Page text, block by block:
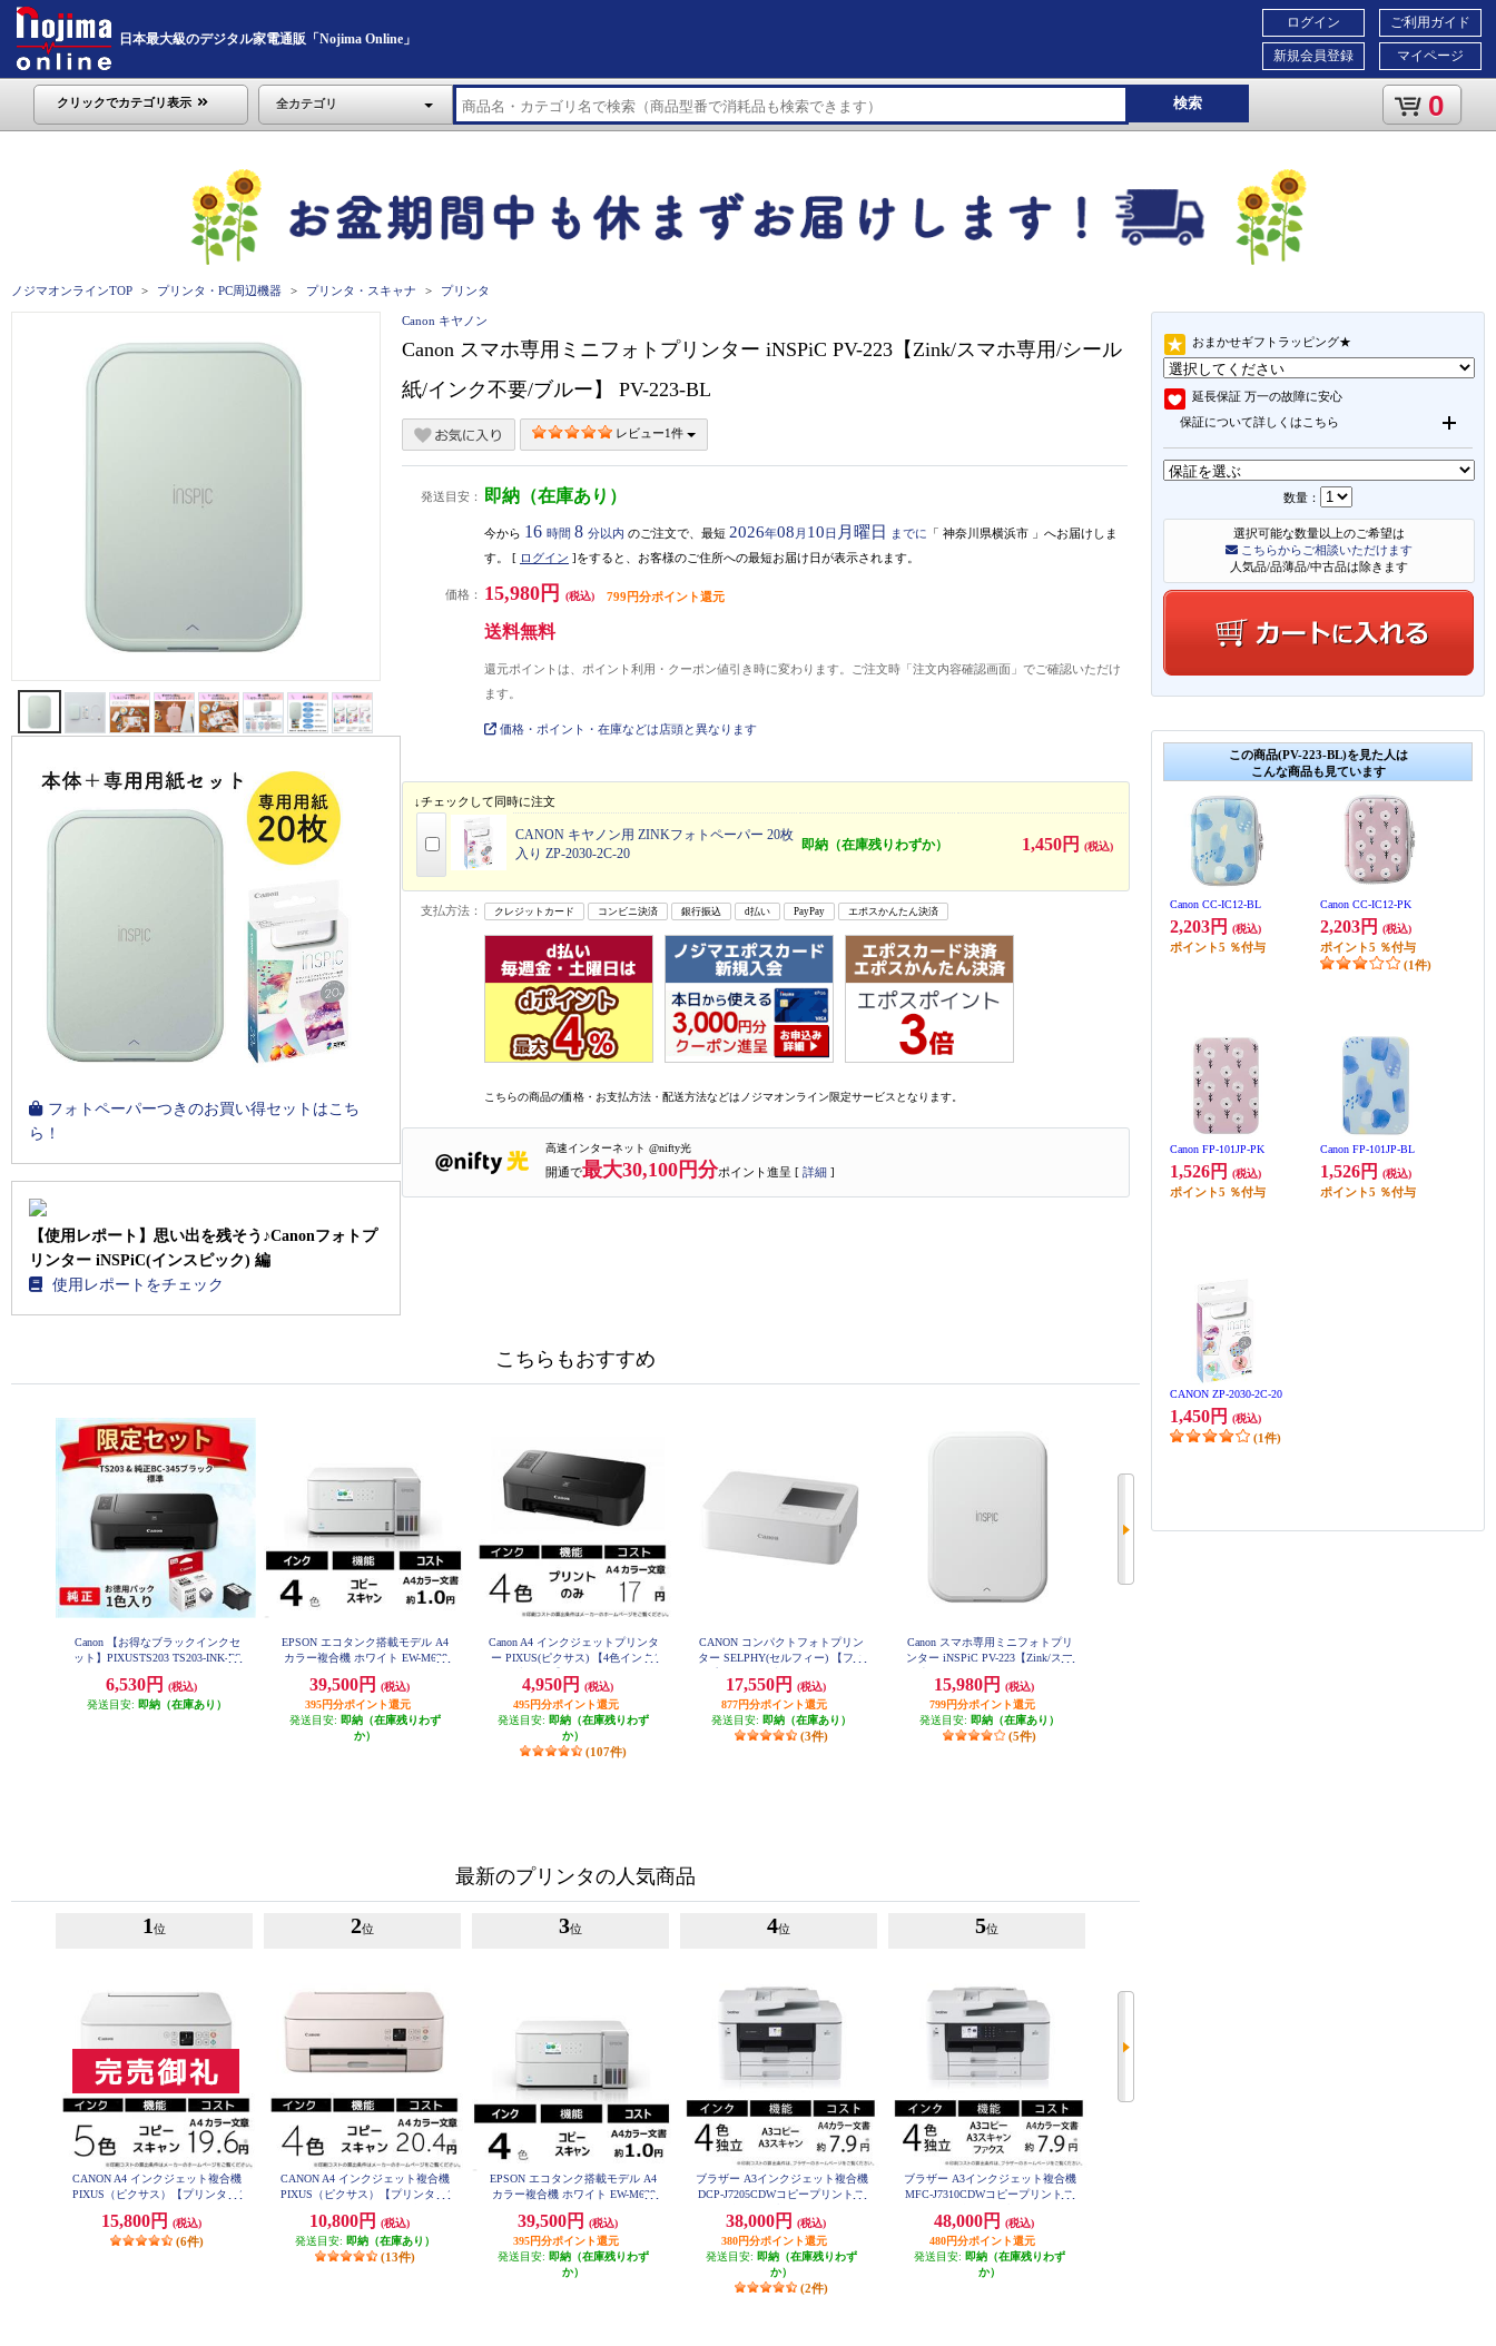
日本最大級のデジタル家電通販「Nojima Online」
ご利用ガイド
マイページ
ログイン
新規会員登録
クリックでカテゴリ表示 全カテゴリ 検索 0
ノジマオンラインTOP プリンタ・PC周辺機器 プリンタ・スキャナ プリンタ
おまかせギフトラッピング★
延長保証 万一の故障に安心
保証について詳しくはこちら
数量：
選択可能な数量以上のご希望は
こちらからご相談いただけます
人気品/品薄品/中古品は除きます
この商品(PV-223-BL)を見た人は
こんな商品も見ています
Canon CC-IC12-BL
2,203円 (税込)
ポイント5 ％付与
Canon CC-IC12-PK
2,203円 (税込)
ポイント5 ％付与
(1件)
Canon FP-101JP-PK
1,526円 (税込)
ポイント5 ％付与
Canon FP-101JP-BL
1,526円 (税込)
ポイント5 ％付与
CANON ZP-2030-2C-20
1,450円 (税込)
(1件)
フォトペーパーつきのお買い得セットはこち
ら！
【使用レポート】思い出を残そう♪Canonフォトプ
リンター iNSPiC(インスピック) 編
使用レポートをチェック
Canon キヤノン
Canon スマホ専用ミニフォトプリンター iNSPiC PV-223【Zink/スマホ専用/シール
紙/インク不要/ブルー】 PV-223-BL
レビュー1件
発送目安： 即納（在庫あり）
今から 16 時間 8 分以内 のご注文で、最短 2026年08 月 10日 月曜日 までに 「 神奈川県横浜市 」 へお届けしま
す。 [ ログイン ]をすると、お客様のご住所への最短お届け日が表示されます。
価格： 15,980円 (税込) 799円分ポイント還元
送料無料
還元ポイントは、ポイント利用・クーポン値引き時に変わります。ご注文時「注文内容確認画面」でご確認いただけ
ます。
価格・ポイント・在庫などは店頭と異なります
↓チェックして同時に注文
CANON キヤノン用 ZINKフォトペーパー 20枚
入り ZP-2030-2C-20
即納（在庫残りわずか） 1,450円 (税込)
支払方法： クレジットカード コンビニ決済 銀行振込 d払い PayPay エポスかんたん決済
こちらの商品の価格・お支払方法・配送方法などはノジマオンライン限定サービスとなります。
高速インターネット @nifty光
開通で最大30,100円分ポイント進呈 [ 詳細 ]
こちらもおすすめ
Canon 【お得なブラックインクセ
ット】PIXUSTS203 TS203-INK-ES
6,530円
(税込)
発送目安: 即納（在庫あり）
EPSON エコタンク搭載モデル A4
カラー複合機 ホワイト EW-M638
39,500円
(税込)
395円分ポイント還元
発送目安: 即納（在庫残りわず
か）
Canon A4 インクジェットプリンタ
ー PIXUS(ピクサス) 【4色インク/
4,950円
(税込)
495円分ポイント還元
発送目安: 即納（在庫残りわず
か）
(107件)
CANON コンパクトフォトプリン
ター SELPHY(セルフィー) 【フォ
ード/スクウェアラベル/8分割シー
ル/ホワイト】 CP1500-WH
17,550円
(税込)
877円分ポイント還元
発送目安: 即納（在庫あり）
(3件)
Canon スマホ専用ミニフォトプリ
ンター iNSPiC PV-223【Zink/スマ
イト】 PV-223-WH
15,980円
(税込)
799円分ポイント還元
発送目安: 即納（在庫あり）
(5件)
最新のプリンタの人気商品
1 位
CANON A4 インクジェット複合機
PIXUS（ピクサス）【プリンター/
ク】 PIXUSTS7530WH
15,800円 (税込)
(6件)
2位
CANON A4 インクジェット複合機
PIXUS（ピクサス）【プリンター/
ク】 PIXUSTS5430PK
10,800円
(税込)
発送目安: 即納（在庫あり）
(13件)
3位
EPSON エコタンク搭載モデル A4
カラー複合機 ホワイト EW-M638
39,500円
(税込)
395円分ポイント還元
発送目安: 即納（在庫残りわず
か）
4位
ブラザー A3インクジェット複合機
DCP-J7205CDWコピープリントス
DCP-J7205CDW
38,000円
(税込)
380円分ポイント還元
発送目安: 即納（在庫残りわず
か）
(2件)
5位
ブラザー A3インクジェット複合機
MFC-J7310CDWコピープリントス
ネス MFC-J7310CDW
48,000円
(税込)
480円分ポイント還元
発送目安: 即納（在庫残りわず
か）